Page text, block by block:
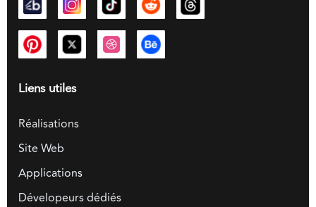
Liens utiles
Réalisations
Site Web
Applications
Dévelopeurs dédiés